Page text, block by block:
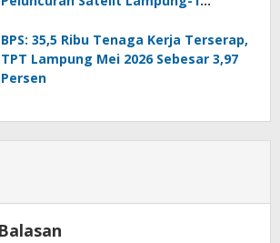
BPS: 35,5 Ribu Tenaga Kerja Terserap,
TPT Lampung Mei 2026 Sebesar 3,97
Persen